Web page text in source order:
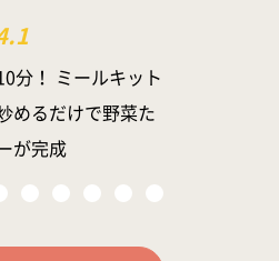
分！ ミールキット
めるだけで野菜た
が完成